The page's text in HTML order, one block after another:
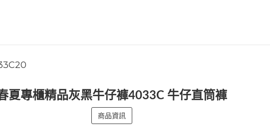
夏專櫃精品灰黑牛仔褲4033C 牛仔直筒褲
商品資訊